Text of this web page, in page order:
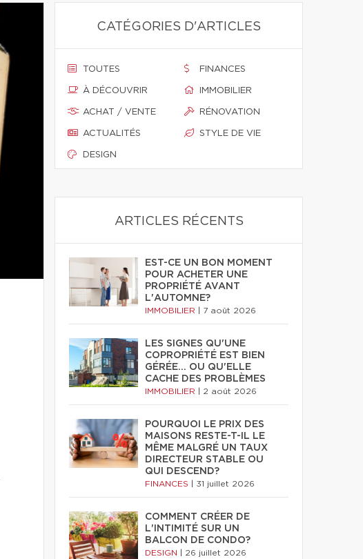
CATÉGORIES D'ARTICLES
TOUTES
À DÉCOUVRIR
ACHAT / VENTE
ACTUALITÉS
DESIGN
FINANCES
IMMOBILIER
RÉNOVATION
STYLE DE VIE
ARTICLES RÉCENTS
EST-CE UN BON MOMENT
POUR ACHETER UNE
PROPRIÉTÉ AVANT
L'AUTOMNE?
IMMOBILIER 7 août 2026
LES SIGNES QU'UNE
COPROPRIÉTÉ EST BIEN
GÉRÉE… OU QU'ELLE
CACHE DES PROBLÈMES
IMMOBILIER 2 août 2026
POURQUOI LE PRIX DES
MAISONS RESTE-T-IL LE
MÊME MALGRÉ UN TAUX
DIRECTEUR STABLE OU
QUI DESCEND?
FINANCES 31 juillet 2026
COMMENT CRÉER DE
L'INTIMITÉ SUR UN
BALCON DE CONDO?
DESIGN 26 juillet 2026